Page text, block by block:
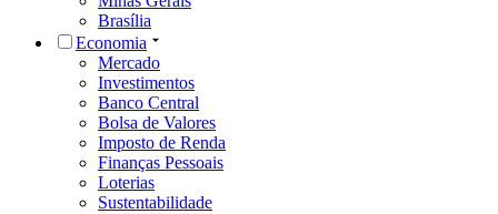
Brasília
Economia
Mercado
Investimentos
Banco Central
Bolsa de Valores
Imposto de Renda
Finanças Pessoais
Loterias
Sustentabilidade